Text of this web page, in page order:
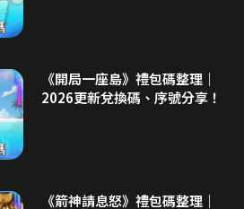
《開局一座島》禮包碼整理｜
2026更新兌換碼、序號分享！
《箭神請息怒》禮包碼整理｜